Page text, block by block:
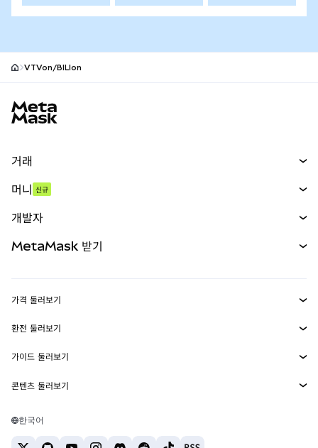
VTVon/BILIon
거래
무기한 선물
실물자산
머니 신규
개발자
MetaMask Connect
Snaps
웹3 서비스
MetaMask 받기
보안
고객 지원
채용
가격 둘러보기
이더리움 가격
솔라나 가격
테더 가격
환전 둘러보기
ETH를 USD로 환전
USDT를 INR로 환전
BTC를 INR로 환전
가이드 둘러보기
ETH 매수
콘텐츠 둘러보기
솔라나 지갑
한국어